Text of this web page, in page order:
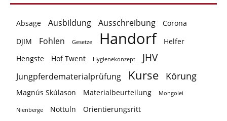
Absage Ausbildung Ausschreibung
Corona
DJIM
Fohlen Gesetze Handorf
Helfer
Hengste
Hof Twent Hygienekonzept JHV
Jungpferdematerialprüfung Kurse Körung
Magnús Skúlason Materialbeurteilung Mongolei
Nienberge Nottuln Orientierungsritt